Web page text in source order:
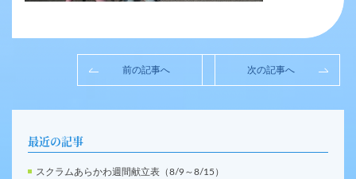
前の記事へ 次の記事へ
最近の記事
スクラムあらかわ週間献立表（8/9～8/15）